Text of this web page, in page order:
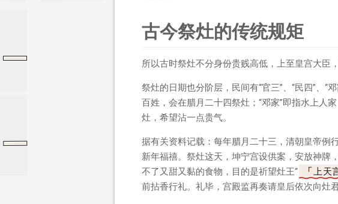
古今祭灶的传统规矩
所以古时祭灶不分身份贵贱高低，上至皇宫大臣
祭灶的日期也分阶层，民间有“官三”、“民四”、“
百姓，会在腊月二十四祭灶；“邓家”即指水上人
灶，希望沾一点贵气。
据有关资料记载：每年腊月二十三，清朝皇帝例
新年福禧。祭灶这天，坤宁宫设供案，安放神牌
不了又甜又黏的食物，目的是祈望灶王“
上天
前拈香行礼。礼毕，宫殿监再奏请皇后依次向灶